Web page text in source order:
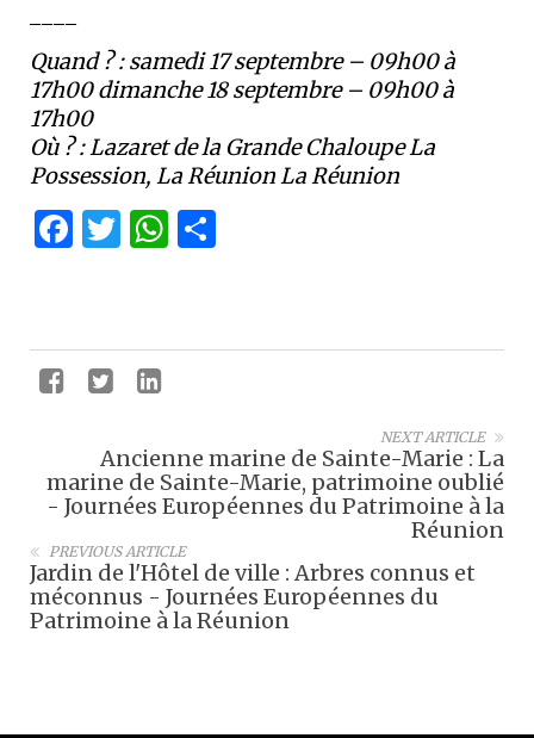
Quand ? :samedi 17 septembre – 09h00 à
17h00 dimanche 18 septembre – 09h00 à
17h00
Où ? :Lazaret de la Grande Chaloupe La
Possession, La Réunion La Réunion
Facebook
Twitter
WhatsApp
NEXT ARTICLE
Ancienne marine de Sainte-Marie : La
marine de Sainte-Marie, patrimoine oublié
- Journées Européennes du Patrimoine à la
Réunion
PREVIOUS ARTICLE
Jardin de l'Hôtel de ville : Arbres connus et
méconnus - Journées Européennes du
Patrimoine à la Réunion